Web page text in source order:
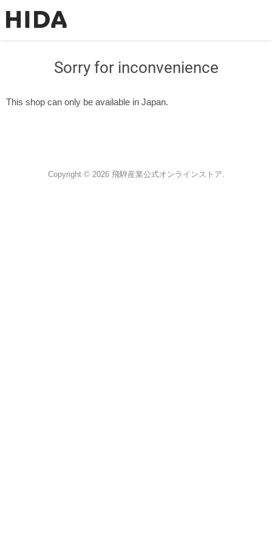
Sorry for inconvenience
This shop can only be available in Japan.
Copyright © 2026 飛騨産業公式オンラインストア.